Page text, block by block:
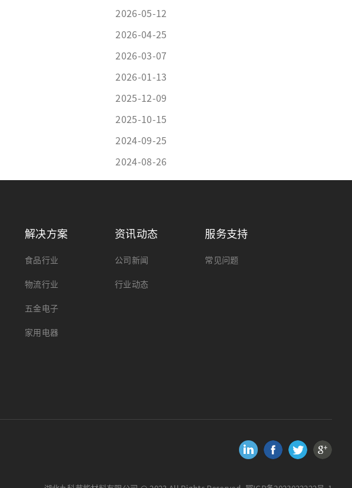
2026-05-12
2026-04-25
2026-03-07
2026-01-13
2025-12-09
2025-10-15
2024-09-25
2024-08-26
解决方案
食品行业
物流行业
五金电子
家用电器
资讯动态
公司新闻
行业动态
服务支持
常见问题